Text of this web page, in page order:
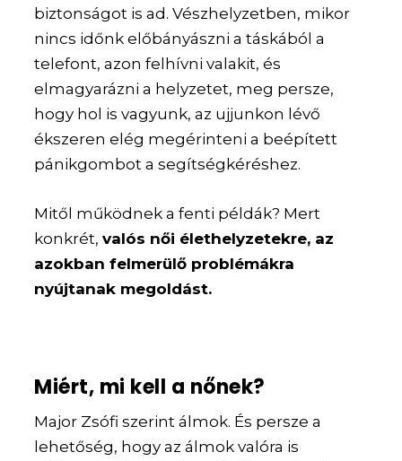
biztonságot is ad. Vészhelyzetben, mikor
nincs időnk előbányászni a táskából a
telefont, azon felhívni valakit, és
elmagyarázni a helyzetet, meg persze,
hogy hol is vagyunk, az ujjunkon lévő
ékszeren elég megérinteni a beépített
pánikgombot a segítségkéréshez.
Mitől működnek a fenti példák? Mert
konkrét,valós női élethelyzetekre, az
azokban felmerülő problémákra
nyújtanak megoldást.
Miért, mi kell a nőnek?
Major Zsófi szerint álmok. És persze a
lehetőség, hogy az álmok valóra is